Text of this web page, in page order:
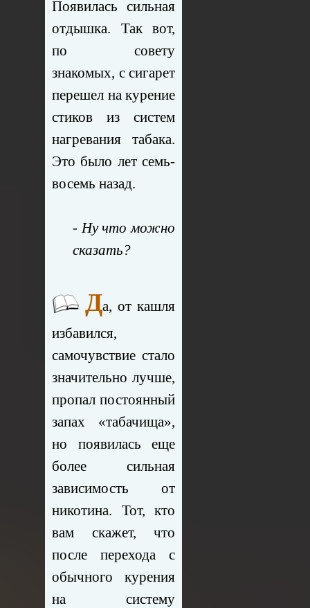
Появилась сильная
отдышка. Так вот,
по совету
знакомых, с сигарет
перешел на курение
стиков из систем
нагревания табака.
Это было лет семь-
восемь назад.
- Ну что можно
сказать?
Да, от кашля
избавился,
самочувствие стало
значительно лучше,
пропал постоянный
запах «табачища»,
но появилась еще
более сильная
зависимость от
никотина. Тот, кто
вам скажет, что
после перехода с
обычного курения
на систему